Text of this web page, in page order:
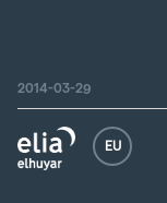
2014-03-29
EU